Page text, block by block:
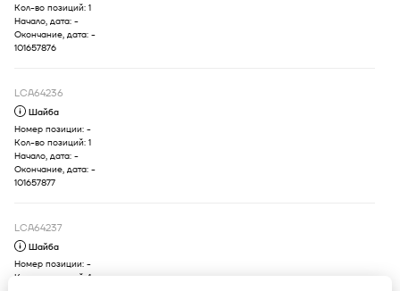
Кол-во позиций: 1
Начало, дата: -
Окончание, дата: -
101657876
Для выбора подходящей к вашей
технике детали введите в поиск код
продукта или свяжитесь с дилером
LCA64236
Номер позиции: -
Кол-во позиций: 1
Начало, дата: -
Окончание, дата: -
101657877
Для выбора подходящей к вашей
технике детали введите в поиск код
продукта или свяжитесь с дилером
Шайба
LCA64237
Номер позиции: -
Кол-во позиций: 1
Шайба